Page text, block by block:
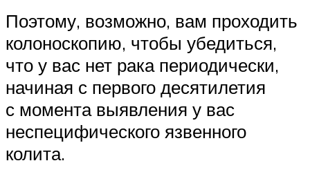
Поэтому, возможно, вам проходить
колоноскопию, чтобы убедиться,
что у вас нет рака периодически,
начиная с первого десятилетия
с момента выявления у вас
неспецифического язвенного
колита.